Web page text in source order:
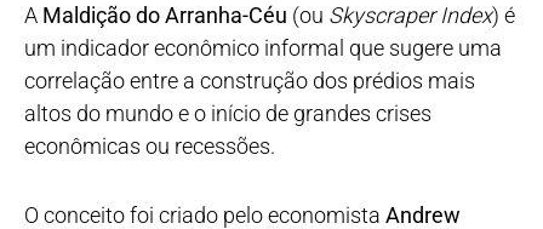
A Maldição do Arranha-Céu (ou Skyscraper Index) é
um indicador econômico informal que sugere uma
correlação entre a construção dos prédios mais
altos do mundo e o início de grandes crises
econômicas ou recessões.
O conceito foi criado pelo economista Andrew